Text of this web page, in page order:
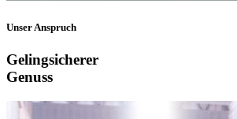
Unser Anspruch
Gelingsicherer
Genuss